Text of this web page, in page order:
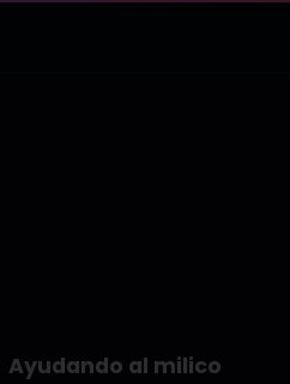
Ayudando al milico